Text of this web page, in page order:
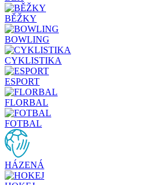
BĚŽKY
BOWLING
CYKLISTIKA
ESPORT
FLORBAL
FOTBAL
HÁZENÁ